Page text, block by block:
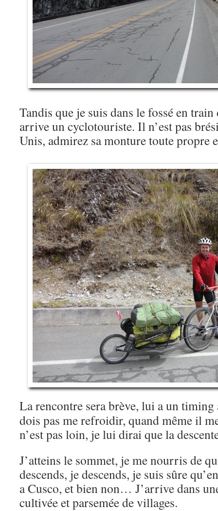
Tandis que je suis dans le fossé en
arrive un cyclotouriste. Il n’est pas
Unis, admirez sa monture toute propre
La rencontre sera brève, lui a un timing
dois pas me refroidir, quand même il
n’est pas loin, je lui dirai que la
J’atteins le sommet, je me nourris de
descends, je descends, je suis sûre
a Cusco, et bien non… J’arrive dans
cultivée et parsemée de villages.